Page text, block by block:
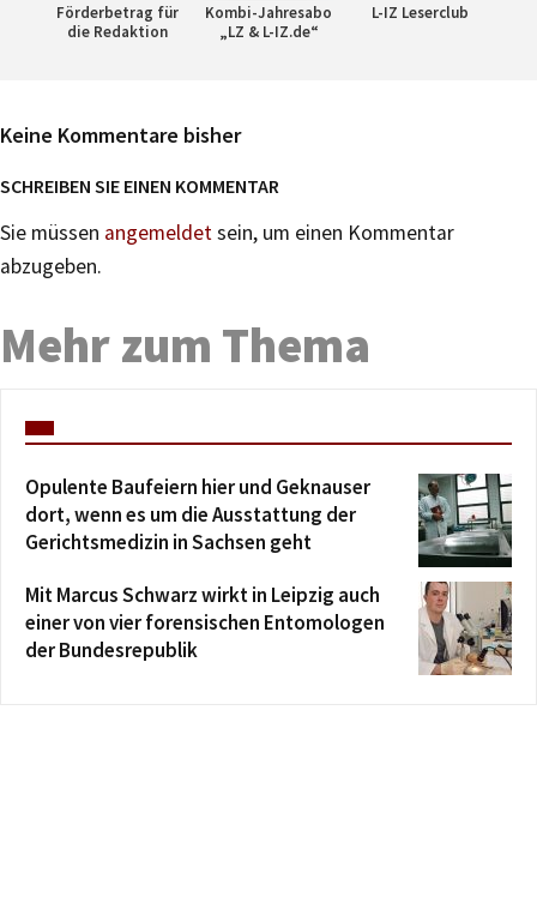
Förderbetrag für
die Redaktion
Kombi-Jahresabo
„LZ & L-IZ.de“
L-IZ Leserclub
Keine Kommentare bisher
SCHREIBEN SIE EINEN KOMMENTAR
Sie müssen angemeldetsein, um einen Kommentar
abzugeben.
Mehr zum Thema
Opulente Baufeiern hier und Geknauser
dort, wenn es um die Ausstattung der
Gerichtsmedizin in Sachsen geht
Mit Marcus Schwarz wirkt in Leipzig auch
einer von vier forensischen Entomologen
der Bundesrepublik